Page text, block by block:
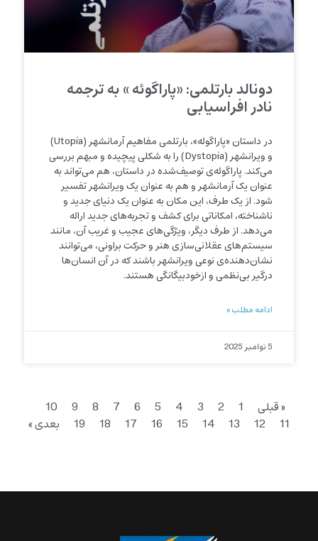
دونالد بارتلمی: «پاراگوئه » به ترجمه
نادر افراسیابی
در داستان «پاراگوئه»، بارتلمی مفاهیم آرمانشهر (Utopia)
و ویرانشهر (Dystopia) را به شکلی پیچیده و مبهم بررسی
می‌کند. پاراگوئه‌ی توصیف‌شده در داستان، هم می‌تواند به
عنوان یک آرمانشهر و هم به عنوان یک ویرانشهر تفسیر
شود. از یک طرف، این مکان به عنوان یک دنیای جدید و
ناشناخته، امکاناتی برای کشف و تجربه‌های جدید ارائه
می‌دهد. از طرف دیگر، ویژگی‌های عجیب و غریب آن، مانند
سیستم‌های عقلانی‌سازی هنر و حرکت براونی، می‌توانند
نشان‌دهنده‌ی نوعی ویرانشهر باشند که در آن انسان‌ها
درگیر بی‌نظمی و ازخودبیگانگی هستند.
ادامه مطلب »
5 نوامبر 2025
« قبلی 1
2
3
4
5
6
7
8
9
10
11
12
13
14
15
16
17
18
19 بعدی »